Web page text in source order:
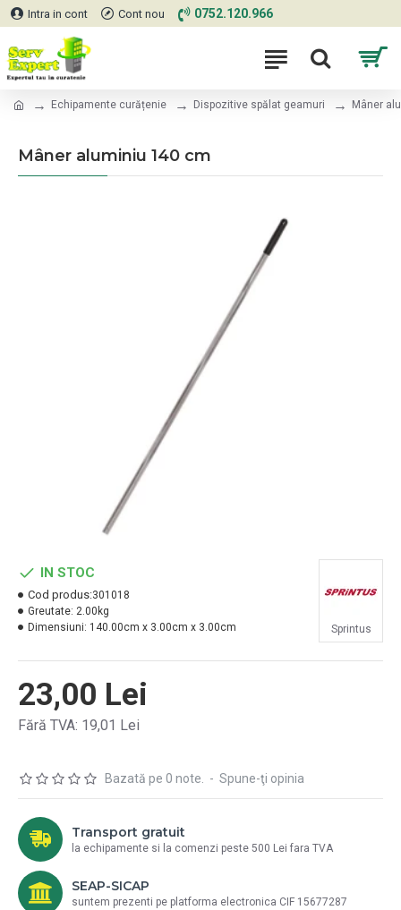
Intra in cont Cont nou 0752.120.966
Echipamente curățenie Dispozitive spălat geamuri Mâner
Mâner aluminiu 140 cm
Bazată pe 0 note. - Spune-ţi opinia
23,00 Lei
Fără TVA: 19,01 Lei
IN STOC
Cod produs:301018
Greutate: 2.00kg
Dimensiuni: 140.00cm x 3.00cm x 3.00cm Sprintus
Transport gratuit
la echipamente si la comenzi peste 500 Lei fara TVA
SEAP-SICAP
suntem prezenti pe platforma electronica CIF 15677287